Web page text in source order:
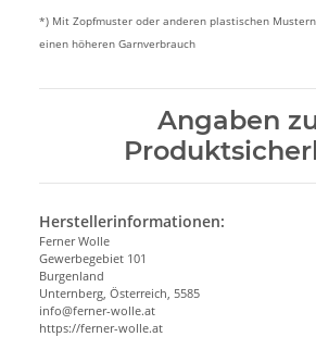
*) Mit Zopfmuster oder anderen plastischen
einen höheren Garnverbrauch
Angaben
Herstellerinformationen:
Ferner Wolle
Gewerbegebiet 101
Burgenland
Unternberg, Österreich, 5585
info@ferner-wolle.at
https://ferner-wolle.at